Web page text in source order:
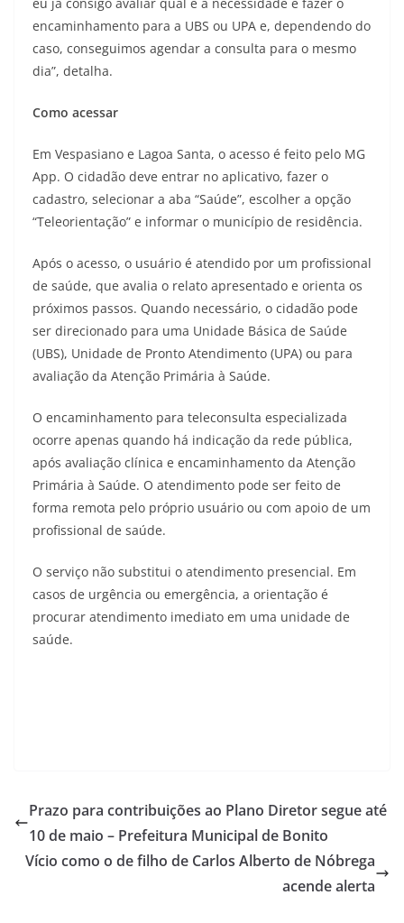
encaminhamento para a UBS ou UPA e, dependendo do
caso, conseguimos agendar a consulta para o mesmo
dia”, detalha.
Como acessar
Em Vespasiano e Lagoa Santa, o acesso é feito pelo MG
App. O cidadão deve entrar no aplicativo, fazer o
cadastro, selecionar a aba “Saúde”, escolher a opção
“Teleorientação” e informar o município de residência.
Após o acesso, o usuário é atendido por um profissional
de saúde, que avalia o relato apresentado e orienta os
próximos passos. Quando necessário, o cidadão pode
ser direcionado para uma Unidade Básica de Saúde
(UBS), Unidade de Pronto Atendimento (UPA) ou para
avaliação da Atenção Primária à Saúde.
O encaminhamento para teleconsulta especializada
ocorre apenas quando há indicação da rede pública,
após avaliação clínica e encaminhamento da Atenção
Primária à Saúde. O atendimento pode ser feito de
forma remota pelo próprio usuário ou com apoio de um
profissional de saúde.
O serviço não substitui o atendimento presencial. Em
casos de urgência ou emergência, a orientação é
procurar atendimento imediato em uma unidade de
saúde.
Prazo para contribuições ao Plano Diretor segue até
10 de maio – Prefeitura Municipal de Bonito
Vício como o de filho de Carlos Alberto de Nóbrega
acende alerta